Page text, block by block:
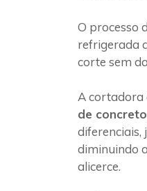
O processo
refrigerada
corte sem
A cortadora
de concreto
diferenciais,
diminuindo
alicerce.